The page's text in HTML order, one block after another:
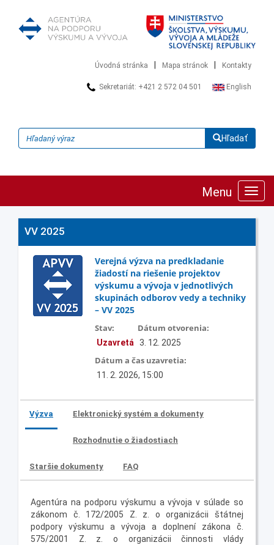
Úvodná stránka Mapa stránok Kontakty
Sekretariát: +421 2 572 04 501 English
Hľadať
Menu
VV 2025
Verejná výzva na predkladanie
žiadostí na riešenie projektov
výskumu a vývoja v jednotlivých
skupinách odborov vedy a techniky
– VV 2025
Stav:
Uzavretá
Dátum otvorenia:
3. 12. 2025
Dátum a čas uzavretia:
11. 2. 2026, 15:00
Výzva Elektronický systém a dokumenty
Rozhodnutie o žiadostiach
Staršie dokumenty FAQ
Agentúra na podporu výskumu a vývoja v súlade so
zákonom č. 172/2005 Z. z. o organizácii štátnej
podpory výskumu a vývoja a doplnení zákona č.
575/2001 Z. z. o organizácii činnosti vlády